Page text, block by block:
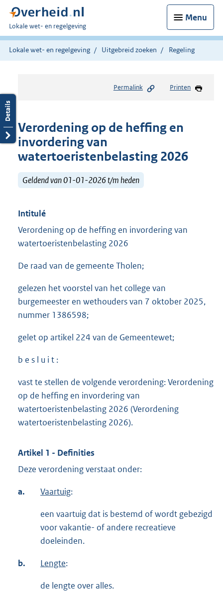
Menu
U
bent
hier:
Lokale wet- en regelgeving
Lokale wet- en regelgeving Uitgebreid zoeken Regeling
Permalink Printen
Verordening op de heffing en
invordering van
watertoeristenbelasting 2026
Geldend van 01-01-2026 t/m heden
Intitulé
Verordening op de heffing en invordering van
watertoeristenbelasting 2026
De raad van de gemeente Tholen;
gelezen het voorstel van het college van
burgemeester en wethouders van 7 oktober 2025,
nummer 1386598;
gelet op artikel 224 van de Gemeentewet;
b e s l u i t :
vast te stellen de volgende verordening: Verordening
op de heffing en invordering van
watertoeristenbelasting 2026 (Verordening
watertoeristenbelasting 2026).
Artikel 1 - Definities
Deze verordening verstaat onder:
a. Vaartuig:
een vaartuig dat is bestemd of wordt gebezigd
voor vakantie- of andere recreatieve
doeleinden.
b. Lengte:
de lengte over alles.